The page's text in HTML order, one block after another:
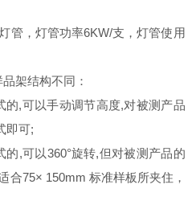
，灯管功率6KW/支，灯管使用
架结构不同：
,可以手动调节高度,对被测产品
即可;
,可以360°旋转,但对被测产品的
合75× 150mm 标准样板所夹住，